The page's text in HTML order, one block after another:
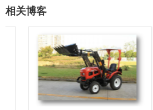
相关博客